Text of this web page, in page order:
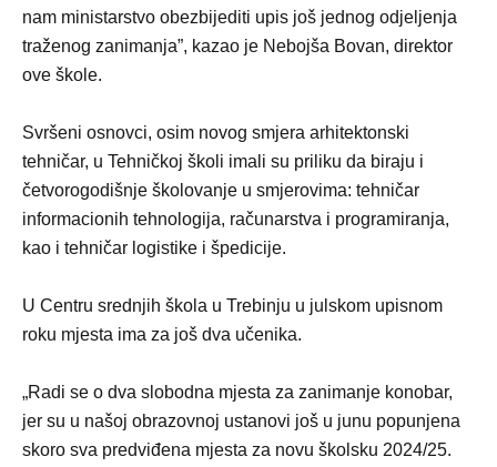
nam ministarstvo obezbijediti upis još jednog odjeljenja
traženog zanimanja”, kazao je Nebojša Bovan, direktor
ove škole.
Svršeni osnovci, osim novog smjera arhitektonski
tehničar, u Tehničkoj školi imali su priliku da biraju i
četvorogodišnje školovanje u smjerovima: tehničar
informacionih tehnologija, računarstva i programiranja,
kao i tehničar logistike i špedicije.
U Centru srednjih škola u Trebinju u julskom upisnom
roku mjesta ima za još dva učenika.
„Radi se o dva slobodna mjesta za zanimanje konobar,
jer su u našoj obrazovnoj ustanovi još u junu popunjena
skoro sva predviđena mjesta za novu školsku 2024/25.